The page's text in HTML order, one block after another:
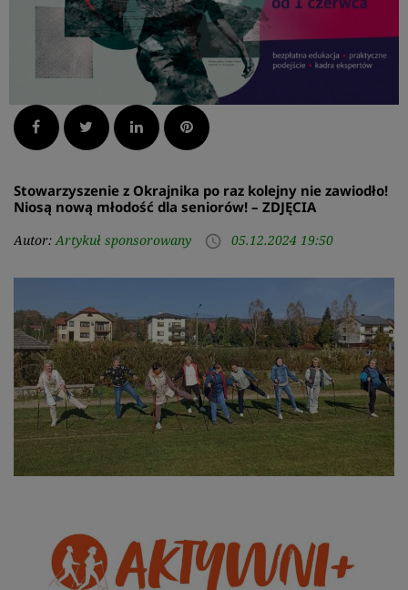
Facebook Twitter LinkedInPinterest
Stowarzyszenie z Okrajnika po raz kolejny nie zawiodło!
Niosą nową młodość dla seniorów! – ZDJĘCIA
Autor:Artykuł sponsorowany access_time 05.12.2024 19:50